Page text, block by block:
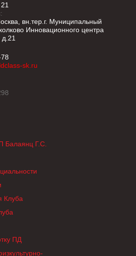
вн.тер.г. Муниципальный
Инновационного центра
Балаянц Г.С.
Клуба
ПД
sk.ru